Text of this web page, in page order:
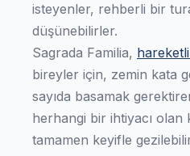
isteyenler, rehberli bir
düşünebilirler.
Sagrada Familia,
bireyler için, zemin kata
sayıda basamak
herhangi bir ihtiyacı olan
tamamen keyifle